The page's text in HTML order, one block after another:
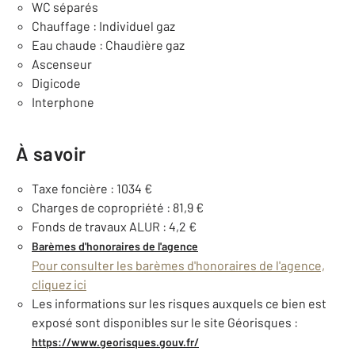
WC séparés
Chauffage : Individuel gaz
Eau chaude : Chaudière gaz
Ascenseur
Digicode
Interphone
À savoir
Taxe foncière : 1034 €
Charges de copropriété : 81,9 €
Fonds de travaux ALUR : 4,2 €
Barèmes d'honoraires de l'agence
Pour consulter les barèmes d'honoraires de l'agence,
cliquez ici
Les informations sur les risques auxquels ce bien est
exposé sont disponibles sur le site Géorisques :
https://www.georisques.gouv.fr/